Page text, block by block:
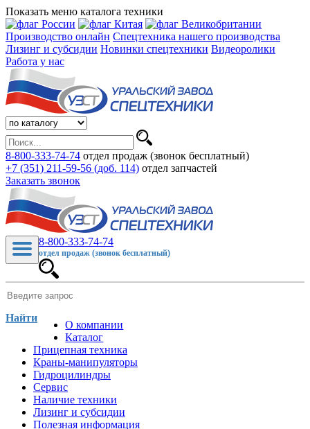
Показать меню каталога техники
Производство онлайн Спецтехника нашего производства
Лизинг и субсидии Новинки спецтехники Видеоролики
Работа у нас
8-800-333-74-74 отдел продаж (звонок бесплатный)
+7 (351) 211-59-56 (доб. 114) отдел запчастей
Заказать звонок
8-800-333-74-74
отдел продаж (звонок бесплатный)
Найти
О компании
Каталог
Прицепная техника
Краны-манипуляторы
Гидроцилиндры
Сервис
Наличие техники
Лизинг и субсидии
Полезная информация